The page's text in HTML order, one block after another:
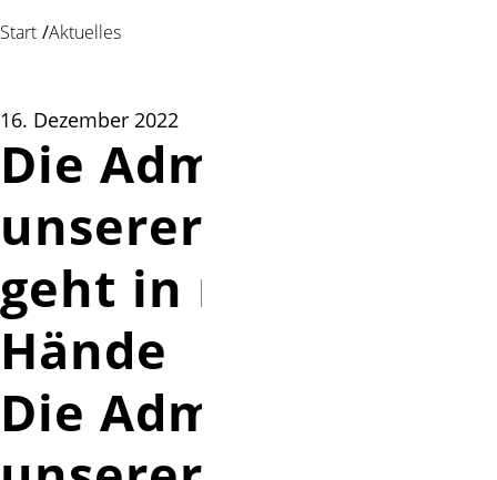
Start Aktuelles
16. Dezember 2022
Die Administration
unserer Webseite
geht in neue
Hände
Die Administration